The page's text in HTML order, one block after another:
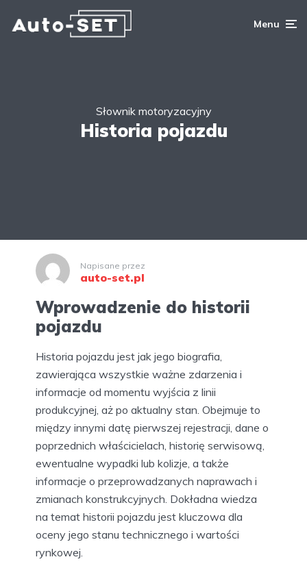
Menu
Słownik motoryzacyjny
Historia pojazdu
Napisane przez
auto-set.pl
Wprowadzenie do historii
pojazdu
Historia pojazdu jest jak jego biografia,
zawierająca wszystkie ważne zdarzenia i
informacje od momentu wyjścia z linii
produkcyjnej, aż po aktualny stan. Obejmuje to
między innymi datę pierwszej rejestracji, dane o
poprzednich właścicielach, historię serwisową,
ewentualne wypadki lub kolizje, a także
informacje o przeprowadzanych naprawach i
zmianach konstrukcyjnych. Dokładna wiedza
na temat historii pojazdu jest kluczowa dla
oceny jego stanu technicznego i wartości
rynkowej.